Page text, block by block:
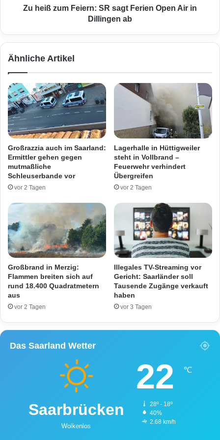
m
n
g
p
o
o
–
F
e
e
w
e
h
r
r
e
t
t
e
t
n
R
s
a
g
t
e
r
i
e
O
p
e
n
A
i
r
i
n
D
i
n
Zu heiß zum Feiern: SR sagt Ferien Open Air in
Dillingen ab
Ähnliche Artikel
Großrazzia auch im Saarland:
Ermittler gehen gegen
mutmaßliche
Schleuserbande vor
vor 2 Tagen
Lagerhalle in Hüttigweiler
steht in Vollbrand –
Feuerwehr verhindert
Übergreifen
vor 2 Tagen
Großbrand in Merzig:
Flammen breiten sich auf
rund 18.400 Quadratmetern
aus
vor 2 Tagen
Illegales TV-Streaming vor
Gericht: Saarländer soll
Tausende Zugänge verkauft
haben
vor 3 Tagen
Das Saarland Wetter
Saarbrücken
Wolkenlos
22 ℃
28º - 18º
40%
2.68 km/h